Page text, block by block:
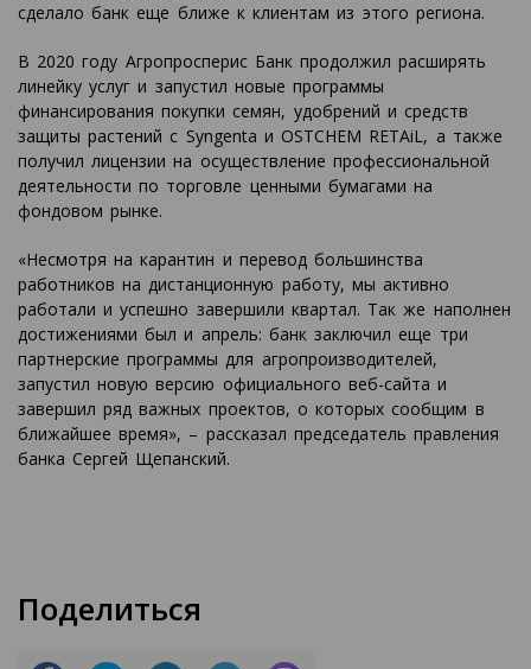
сделало банк еще ближе к клиентам из этого региона.
В 2020 году Агропросперис Банк продолжил расширять
линейку услуг и запустил новые программы
финансирования покупки семян, удобрений и средств
защиты растений с Syngenta и OSTCHEM RETAiL, а также
получил лицензии на осуществление профессиональной
деятельности по торговле ценными бумагами на
фондовом рынке.
«Несмотря на карантин и перевод большинства
работников на дистанционную работу, мы активно
работали и успешно завершили квартал. Так же наполнен
достижениями был и апрель: банк заключил еще три
партнерские программы для агропроизводителей,
запустил новую версию официального веб-сайта и
завершил ряд важных проектов, о которых сообщим в
ближайшее время», – рассказал председатель правления
банка Сергей Щепанский.
Поделиться